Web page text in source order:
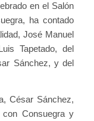
en el Salón
ha contado
José Manuel
Tapetado, del
Sánchez, y del
César Sánchez,
Consuegra y